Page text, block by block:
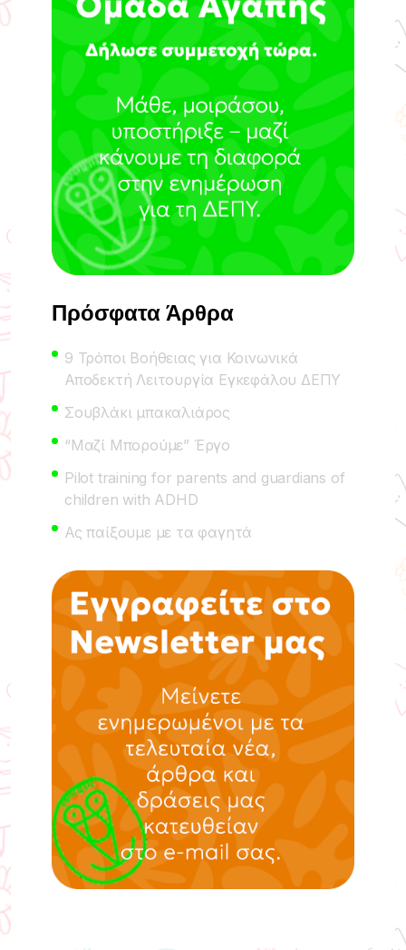
Πρόσφατα Άρθρα
9 Τρόποι Βοήθειας για Κοινωνικά
Αποδεκτή Λειτουργία Εγκεφάλου ΔΕΠΥ
Σουβλάκι μπακαλιάρος
“Μαζί Μπορούμε” Έργο
Pilot training for parents and guardians of
children with ADHD
Ας παίξουμε με τα φαγητά